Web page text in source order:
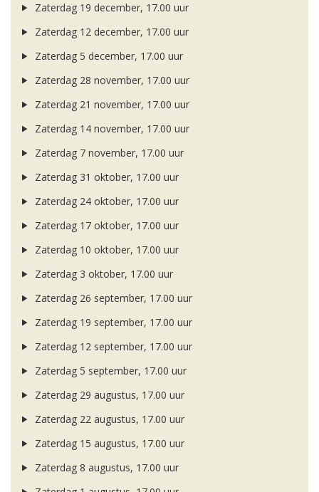
Zaterdag 19 december, 17.00 uur
Zaterdag 12 december, 17.00 uur
Zaterdag 5 december, 17.00 uur
Zaterdag 28 november, 17.00 uur
Zaterdag 21 november, 17.00 uur
Zaterdag 14 november, 17.00 uur
Zaterdag 7 november, 17.00 uur
Zaterdag 31 oktober, 17.00 uur
Zaterdag 24 oktober, 17.00 uur
Zaterdag 17 oktober, 17.00 uur
Zaterdag 10 oktober, 17.00 uur
Zaterdag 3 oktober, 17.00 uur
Zaterdag 26 september, 17.00 uur
Zaterdag 19 september, 17.00 uur
Zaterdag 12 september, 17.00 uur
Zaterdag 5 september, 17.00 uur
Zaterdag 29 augustus, 17.00 uur
Zaterdag 22 augustus, 17.00 uur
Zaterdag 15 augustus, 17.00 uur
Zaterdag 8 augustus, 17.00 uur